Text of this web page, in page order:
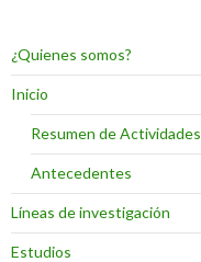
¿Quienes somos?
Inicio
Resumen de Actividades
Antecedentes
Líneas de investigación
Estudios